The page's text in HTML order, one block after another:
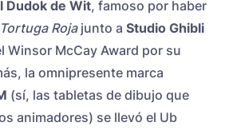
Dudok de Wit, famoso por haber
Rojajunto a Studio Ghibli
Winsor McCay Award por su
la omnipresente marca
(sí, las tabletas de dibujo que
animadores) se llevó el Ub